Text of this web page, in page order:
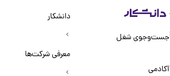
جست‌و‌جوی شغل
آکادمی
دانشکار
معرفی شرکت‌ها